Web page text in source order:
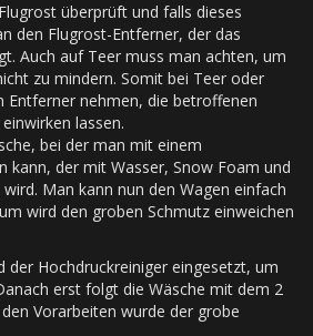
überprüft und falls dieses
den Flugrost-Entferner, der das
Auch auf Teer muss man achten, um
zu mindern. Somit bei Teer oder
Entferner nehmen, die betroffenen
lassen.
bei der man mit einem
kann, der mit Wasser, Snow Foam und
Man kann nun den Wagen einfach
wird den groben Schmutz einweichen
der Hochdruckreiniger eingesetzt, um
erst folgt die Wäsche mit dem 2
Vorarbeiten wurde der grobe